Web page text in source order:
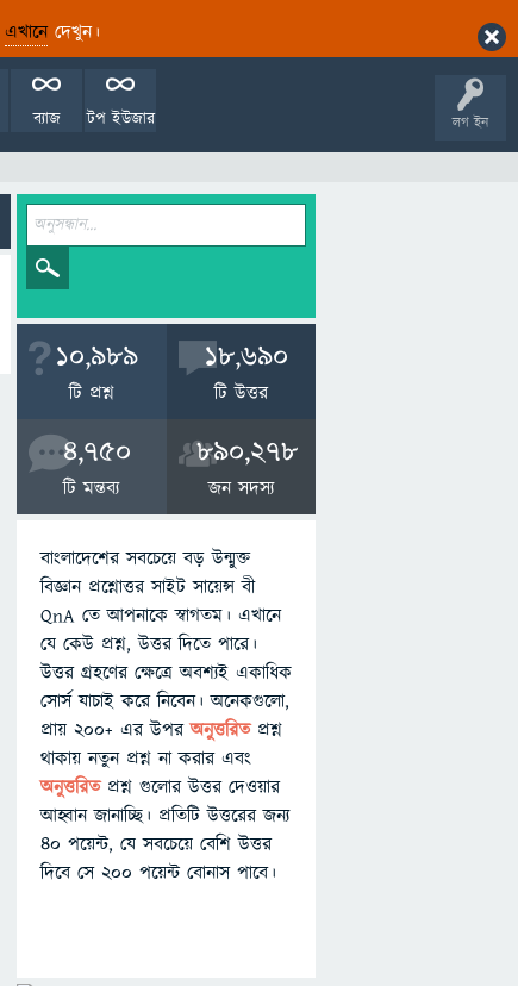
এখানেদেখুন।
লগ ইন
টপ ইউজার
ব্যাজ
10,989
টি প্রশ্ন
18,690
টি উত্তর
4,750
টি মন্তব্য
890,278
জন সদস্য
বাংলাদেশের সবচেয়ে বড় উন্মুক্ত
বিজ্ঞান প্রশ্নোত্তর সাইট সায়েন্স বী
QnA তে আপনাকে স্বাগতম। এখানে
যে কেউ প্রশ্ন, উত্তর দিতে পারে।
উত্তর গ্রহণের ক্ষেত্রে অবশ্যই একাধিক
সোর্স যাচাই করে নিবেন। অনেকগুলো,
প্রায় ২০০+ এর উপরঅনুত্তরিতপ্রশ্ন
থাকায় নতুন প্রশ্ন না করার এবং
অনুত্তরিত প্রশ্ন গুলোর উত্তর দেওয়ার
আহ্বান জানাচ্ছি। প্রতিটি উত্তরের জন্য
৪০ পয়েন্ট, যে সবচেয়ে বেশি উত্তর
দিবে সে ২০০ পয়েন্ট বোনাস পাবে।